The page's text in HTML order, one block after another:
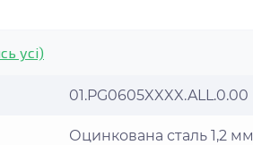
усі)
01.PG0605XXXX.ALL.0.00
Оцинкована сталь 1,2 мм